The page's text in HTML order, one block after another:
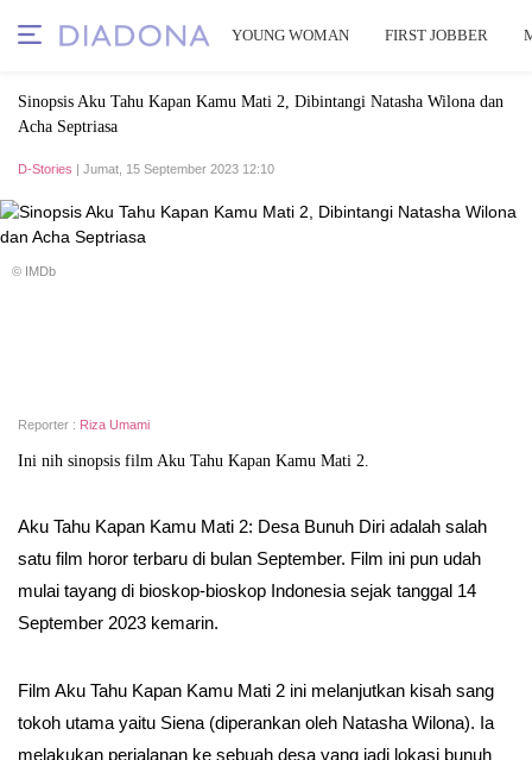
YOUNG WOMAN FIRST JOBBER
Sinopsis Aku Tahu Kapan Kamu Mati 2, Dibintangi Natasha Wilona dan
Acha Septriasa
D-Stories | Jumat, 15 September 2023 12:10
© IMDb
Reporter : Riza Umami
Ini nih sinopsis film Aku Tahu Kapan Kamu Mati 2.
Aku Tahu Kapan Kamu Mati 2: Desa Bunuh Diri adalah salah
satu film horor terbaru di bulan September. Film ini pun udah
mulai tayang di bioskop-bioskop Indonesia sejak tanggal 14
September 2023 kemarin.
Film Aku Tahu Kapan Kamu Mati 2 ini melanjutkan kisah sang
tokoh utama yaitu Siena (diperankan oleh Natasha Wilona). Ia
melakukan perjalanan ke sebuah desa yang jadi lokasi bunuh